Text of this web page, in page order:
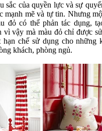
sắc của quyền lực và sự
mạnh mẽ và tự tin. Nhưng
đỏ có thể phản tác dụng,
vì vậy mà màu đỏ chỉ được
hạn chế sử dụng cho những
khách, phòng ngủ.